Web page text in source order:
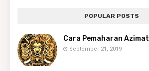
POPULAR POSTS
Cara Pemaharan Azimat
September 21, 2019